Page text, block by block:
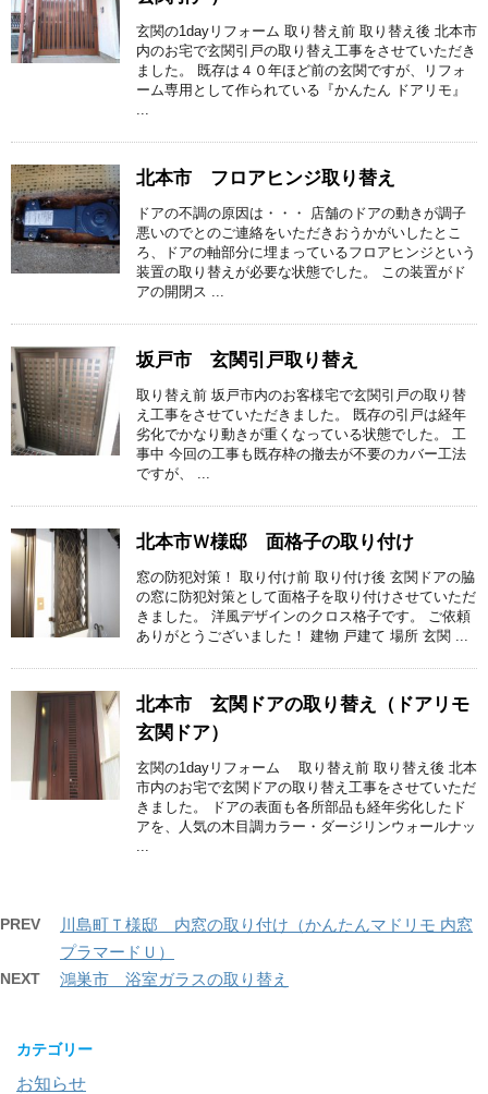
玄関の1dayリフォーム 取り替え前 取り替え後 北本市
内のお宅で玄関引戸の取り替え工事をさせていただき
ました。 既存は４０年ほど前の玄関ですが、リフォ
ーム専用として作られている『かんたん ドアリモ』
北本市 フロアヒンジ取り替え
ドアの不調の原因は・・・ 店舗のドアの動きが調子
悪いのでとのご連絡をいただきおうかがいしたとこ
ろ、ドアの軸部分に埋まっているフロアヒンジという
装置の取り替えが必要な状態でした。 この装置がド
アの開閉ス ...
坂戸市 玄関引戸取り替え
取り替え前 坂戸市内のお客様宅で玄関引戸の取り替
え工事をさせていただきました。 既存の引戸は経年
劣化でかなり動きが重くなっている状態でした。 工
事中 今回の工事も既存枠の撤去が不要のカバー工法
ですが、 ...
北本市Ｗ様邸 面格子の取り付け
窓の防犯対策！ 取り付け前 取り付け後 玄関ドアの脇
の窓に防犯対策として面格子を取り付けさせていただ
きました。 洋風デザインのクロス格子です。 ご依頼
ありがとうございました！ 建物 戸建て 場所 玄関 ...
北本市 玄関ドアの取り替え（ドアリモ
玄関ドア）
玄関の1dayリフォーム 取り替え前 取り替え後 北本
市内のお宅で玄関ドアの取り替え工事をさせていただ
きました。 ドアの表面も各所部品も経年劣化したド
アを、人気の木目調カラー・ダージリンウォールナッ
PREV
川島町Ｔ様邸 内窓の取り付け（かんたんマドリモ 内窓
プラマードＵ）
NEXT 鴻巣市 浴室ガラスの取り替え
カテゴリー
お知らせ